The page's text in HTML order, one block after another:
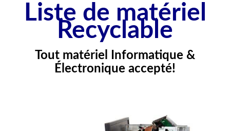
Liste de matériel
Recyclable
Tout matériel Informatique &
Électronique accepté!